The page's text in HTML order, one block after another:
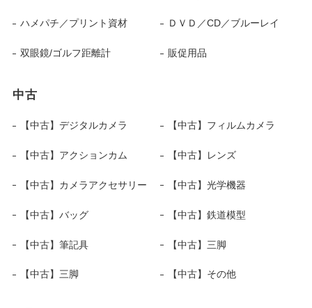
ハメパチ／プリント資材 ＤＶＤ／CD／ブルーレイ
双眼鏡/ゴルフ距離計 販促用品
中古
【中古】デジタルカメラ 【中古】フィルムカメラ
【中古】アクションカム 【中古】レンズ
【中古】カメラアクセサリー 【中古】光学機器
【中古】バッグ 【中古】鉄道模型
【中古】筆記具 【中古】三脚
【中古】三脚 【中古】その他